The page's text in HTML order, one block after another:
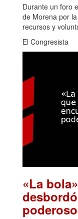
Durante un foro
de Morena por
recursos y
El Congresista
«La